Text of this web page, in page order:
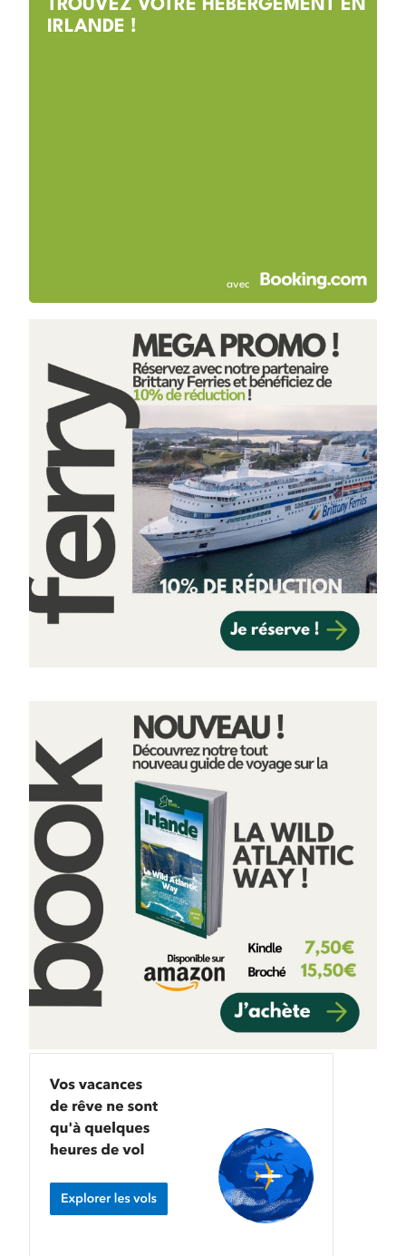
TROUVEZ VOTRE HÉBERGEMENT EN
IRLANDE !
avec